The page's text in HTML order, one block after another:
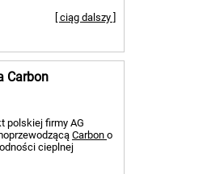
[ ciąg dalszy ]
Carbon
polskiej firmy AG
Carbon o
cieplnej